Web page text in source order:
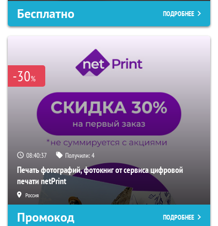
Бесплатно ПОДРОБНЕЕ
-30%
08:40:36 Получили:4
Печать фотографий, фотокниг от сервиса цифровой
печати netPrint
Россия
Промокод ПОДРОБНЕЕ